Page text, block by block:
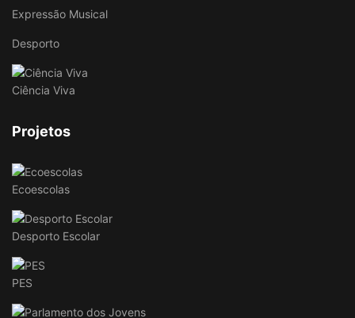
Expressão Musical
Desporto
Ciência Viva
Projetos
Ecoescolas
Desporto Escolar
PES